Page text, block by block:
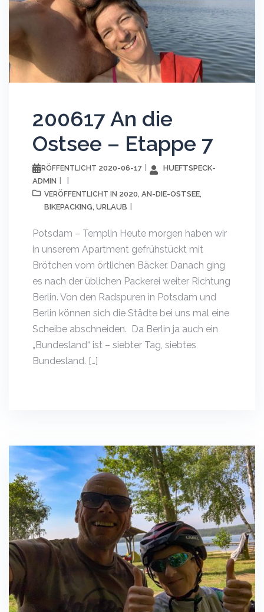
200617 An die
Ostsee – Etappe 7
VERÖFFENTLICHT 2020-06-17
HUEFTSPECK-
ADMIN
VERÖFFENTLICHT IN 2020, AN-DIE-OSTSEE,
BIKEPACKING, URLAUB
Potsdam – Templin Heute morgen haben wir
in unserem Apartment gefrühstückt mit
Brötchen vom örtlichen Bäcker. Danach ging
es nach der üblichen Packerei weiter Richtung
Berlin. Von den Radspuren in Potsdam und
Berlin können sich die Städte bei uns mal eine
Scheibe abschneiden. Da Berlin ja auch ein
„Bundesland“ ist – siebter Tag, siebtes
Bundesland. […]